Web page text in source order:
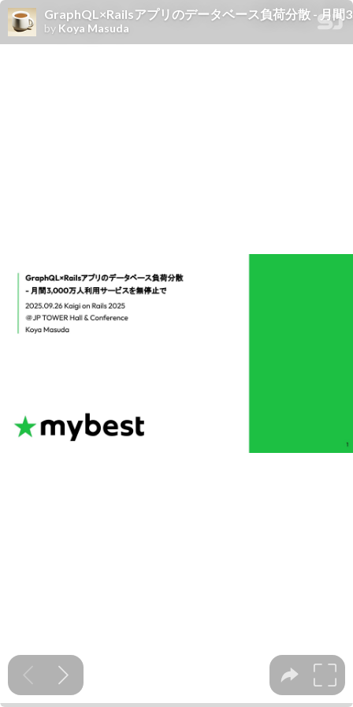
GraphQL×Railsアプリのデータベース負荷分散 - 月間
by Koya Masuda